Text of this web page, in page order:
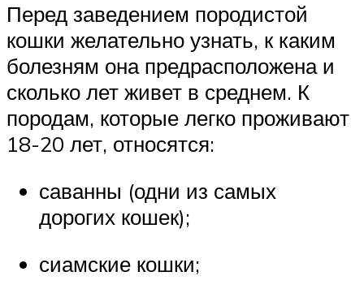
Перед заведением породистой
кошки желательно узнать, к каким
болезням она предрасположена и
сколько лет живет в среднем. К
породам, которые легко проживают
18-20 лет, относятся:
саванны (одни из самых
дорогих кошек);
сиамские кошки;